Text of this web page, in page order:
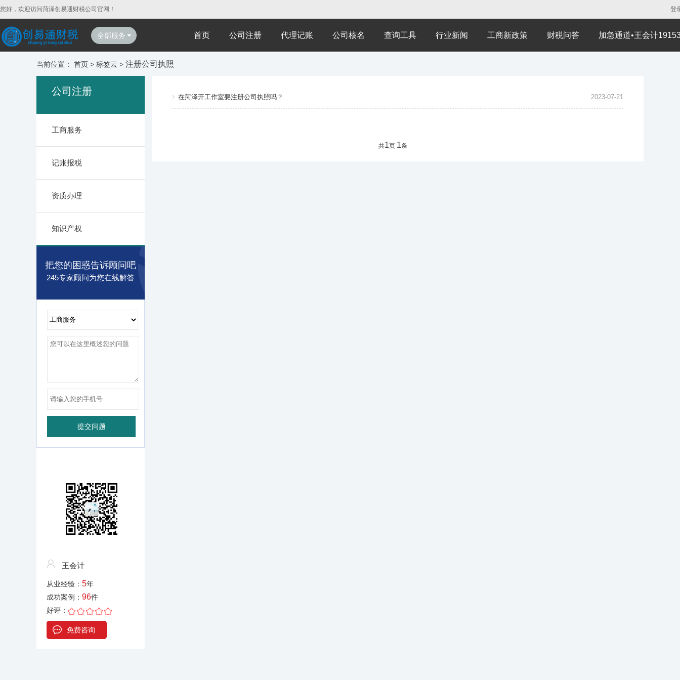
您好，欢迎访问菏泽创易通财税公司官网！ 登
全部服务 首页 公司注册 代理记账 公司核名 查询工具 行业新闻 工商新政策 财税问答 加急通道•王会计
当前位置： 首页 > 标签云 > 注册公司执照
公司注册
工商服务
记账报税
资质办理
知识产权
把您的困惑告诉顾问吧
245专家顾问为您在线解答
王会计
从业经验： 5年
成功案例： 96件
好评：
免费咨询
在菏泽开工作室要注册公司执照吗？ 2023-07-21
共1页 1条